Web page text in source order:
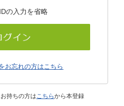
の入力を省略
お忘れの方はこちら
持ちの方はこちらから本登録